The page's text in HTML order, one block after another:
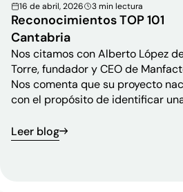
16 de abril, 2026 3 min lectura
Reconocimientos TOP 101
Cantabria
Nos citamos con Alberto López
Torre, fundador y CEO de
Nos comenta que su proyecto
con el propósito de identificar
industria: el acceso a proveedores
de fabricación de piezas. Nos
Leer blog